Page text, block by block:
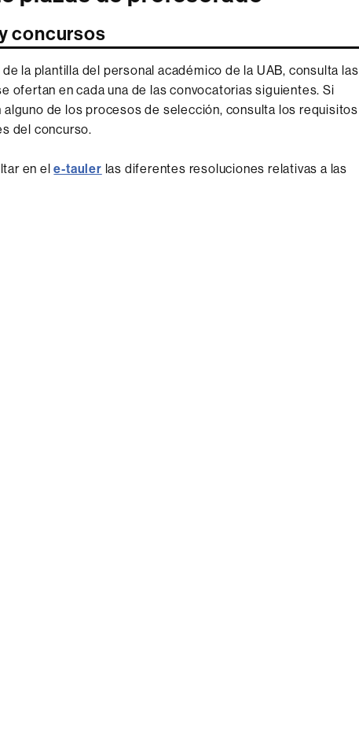
concursos
la plantilla del personal académico de la UAB, consulta las
ofertan en cada una de las convocatorias siguientes. Si
de los procesos de selección, consulta los requisitos
del concurso.
en ele-tauler las diferentes resoluciones relativas a las